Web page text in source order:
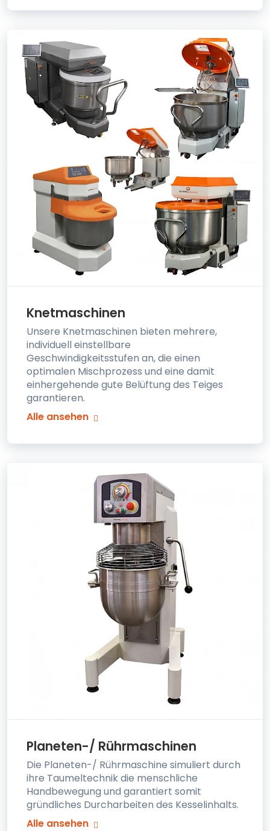
Knetmaschinen
Unsere Knetmaschinen bieten mehrere,
individuell einstellbare
Geschwindigkeitsstufen an, die einen
optimalen Mischprozess und eine damit
einhergehende gute Belüftung des Teiges
garantieren.
Alle ansehen
Planeten-/ Rührmaschinen
Die Planeten-/ Rührmaschine simuliert durch
ihre Taumeltechnik die menschliche
Handbewegung und garantiert somit
gründliches Durcharbeiten des Kesselinhalts.
Alle ansehen